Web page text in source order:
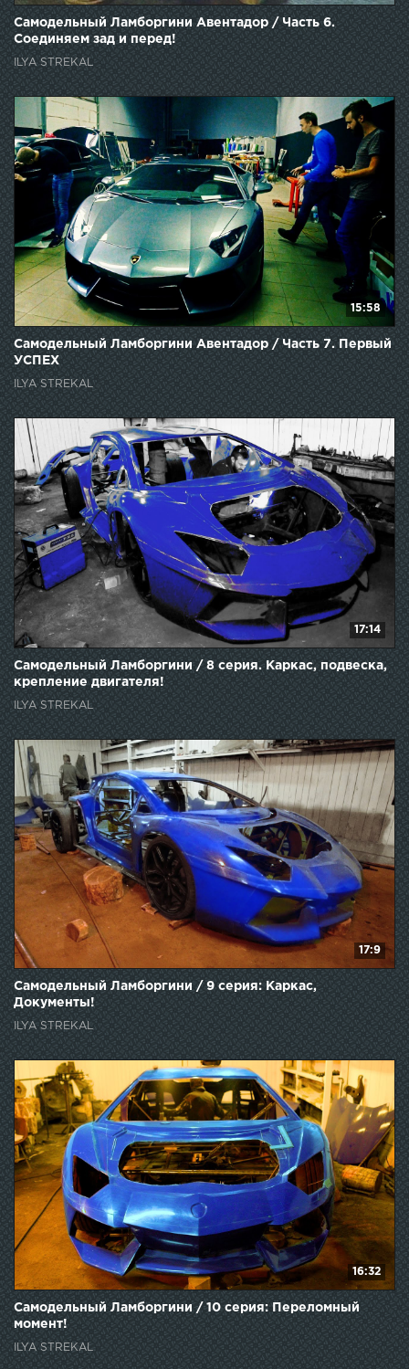
Самодельный Ламборгини Авентадор / Часть 6.
Соединяем зад и перед!
ILYA STREKAL
15:58
Самодельный Ламборгини Авентадор / Часть 7. Первый
УСПЕХ
ILYA STREKAL
17:14
Самодельный Ламборгини / 8 серия. Каркас, подвеска,
крепление двигателя!
ILYA STREKAL
17:9
Самодельный Ламборгини / 9 серия: Каркас,
Документы!
ILYA STREKAL
16:32
Самодельный Ламборгини / 10 серия: Переломный
момент!
ILYA STREKAL